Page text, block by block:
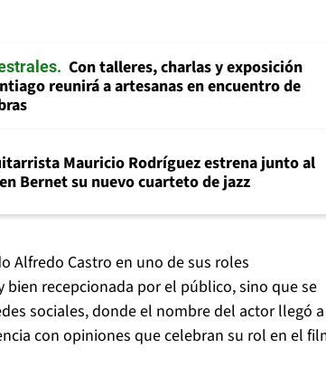
Con talleres, charlas y exposición
reunirá a artesanas en encuentro de
Mauricio Rodríguez estrena junto al
Bernet su nuevo cuarteto de jazz
Alfredo Castro en uno de sus roles
recepcionada por el público, sino que se
sociales, donde el nombre del actor llegó a
con opiniones que celebran su rol en el